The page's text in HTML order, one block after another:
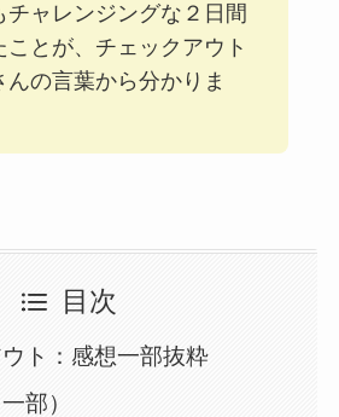
チャレンジングな２日間
ことが、チェックアウト
んの言葉から分かりま
目次
ト：感想一部抜粋
部）